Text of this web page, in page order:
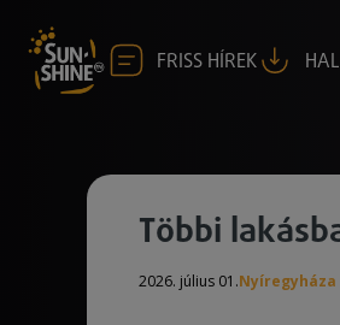
FRISS HÍREK
Többi
2026. július 01.Nyíregyháza